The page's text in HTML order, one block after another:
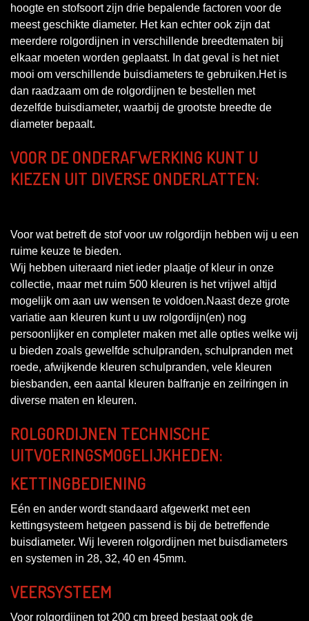
hoogte en stofsoort zijn drie bepalende factoren voor de
meest geschikte diameter. Het kan echter ook zijn dat
meerdere rolgordijnen in verschillende breedtematen bij
elkaar moeten worden geplaatst. In dat geval is het niet
mooi om verschillende buisdiameters te gebruiken.Het is
dan raadzaam om de rolgordijnen te bestellen met
dezelfde buisdiameter, waarbij de grootste breedte de
diameter bepaalt.
VOOR DE ONDERAFWERKING KUNT U
KIEZEN UIT DIVERSE ONDERLATTEN:
Voor wat betreft de stof voor uw rolgordijn hebben wij u een
ruime keuze te bieden.
Wij hebben uiteraard niet ieder plaatje of kleur in onze
collectie, maar met ruim 500 kleuren is het vrijwel altijd
mogelijk om aan uw wensen te voldoen.Naast deze grote
variatie aan kleuren kunt u uw rolgordijn(en) nog
persoonlijker en completer maken met alle opties welke wij
u bieden zoals gewelfde schulpranden, schulpranden met
roede, afwijkende kleuren schulpranden, vele kleuren
biesbanden, een aantal kleuren balfranje en zeilringen in
diverse maten en kleuren.
ROLGORDIJNEN TECHNISCHE
UITVOERINGSMOGELIJKHEDEN:
KETTINGBEDIENING
Eén en ander wordt standaard afgewerkt met een
kettingsysteem hetgeen passend is bij de betreffende
buisdiameter. Wij leveren rolgordijnen met buisdiameters
en systemen in 28, 32, 40 en 45mm.
VEERSYSTEEM
Voor rolgordijnen tot 200 cm breed bestaat ook de